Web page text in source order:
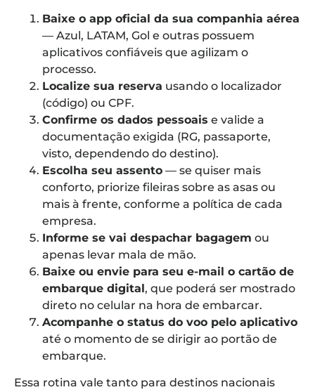
Baixe o app oficial da sua companhia aérea
— Azul, LATAM, Gol e outras possuem
aplicativos confiáveis que agilizam o
processo.
Localize sua reserva usando o localizador
(código) ou CPF.
Confirme os dados pessoais e valide a
documentação exigida (RG, passaporte,
visto, dependendo do destino).
Escolha seu assento — se quiser mais
conforto, priorize fileiras sobre as asas ou
mais à frente, conforme a política de cada
empresa.
Informe se vai despachar bagagem ou
apenas levar mala de mão.
Baixe ou envie para seu e-mail o cartão de
embarque digital, que poderá ser mostrado
direto no celular na hora de embarcar.
Acompanhe o status do voo pelo aplicativo
até o momento de se dirigir ao portão de
embarque.
Essa rotina vale tanto para destinos nacionais